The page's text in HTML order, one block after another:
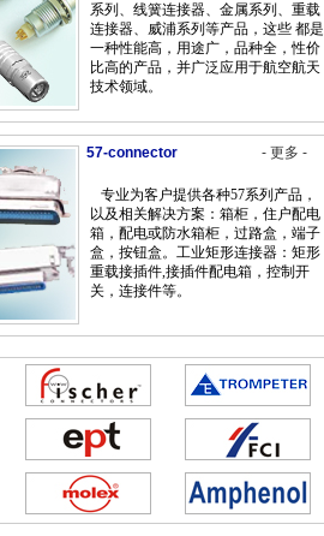
门票芯高智能 全程数字化管理
2009-4-6
系列、线簧连接器、金属系列、重载
连接器、威浦系列等产品，这些 都是
一种性能高，用途广，品种全，性价
比高的产品，并广泛应用于航空航天
技术领域。
57-connector - 更多 -
专业为客户提供各种57系列产品，
以及相关解决方案：箱柜，住户配电
箱，配电或防水箱柜，过路盒，端子
盒，按钮盒。工业矩形连接器：矩形
重载接插件,接插件配电箱，控制开
关，连接件等。